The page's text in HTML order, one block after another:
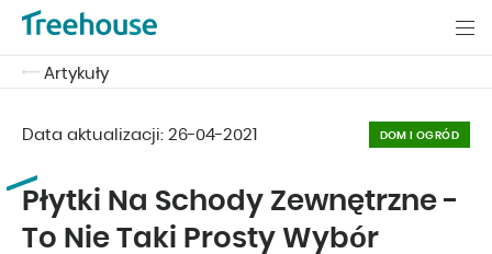
Artykuły
Data aktualizacji: 26-04-2021 DOM I OGRÓD
Płytki Na Schody Zewnętrzne -
To Nie Taki Prosty Wybór